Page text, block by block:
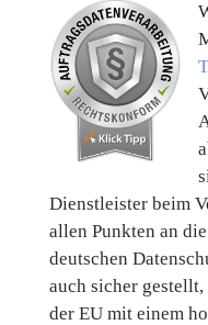
Dienstleister beim
allen Punkten an
deutschen
auch sicher
der EU mit einem